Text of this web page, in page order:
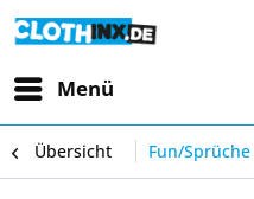
Menü
Übersicht Fun/Sprüche